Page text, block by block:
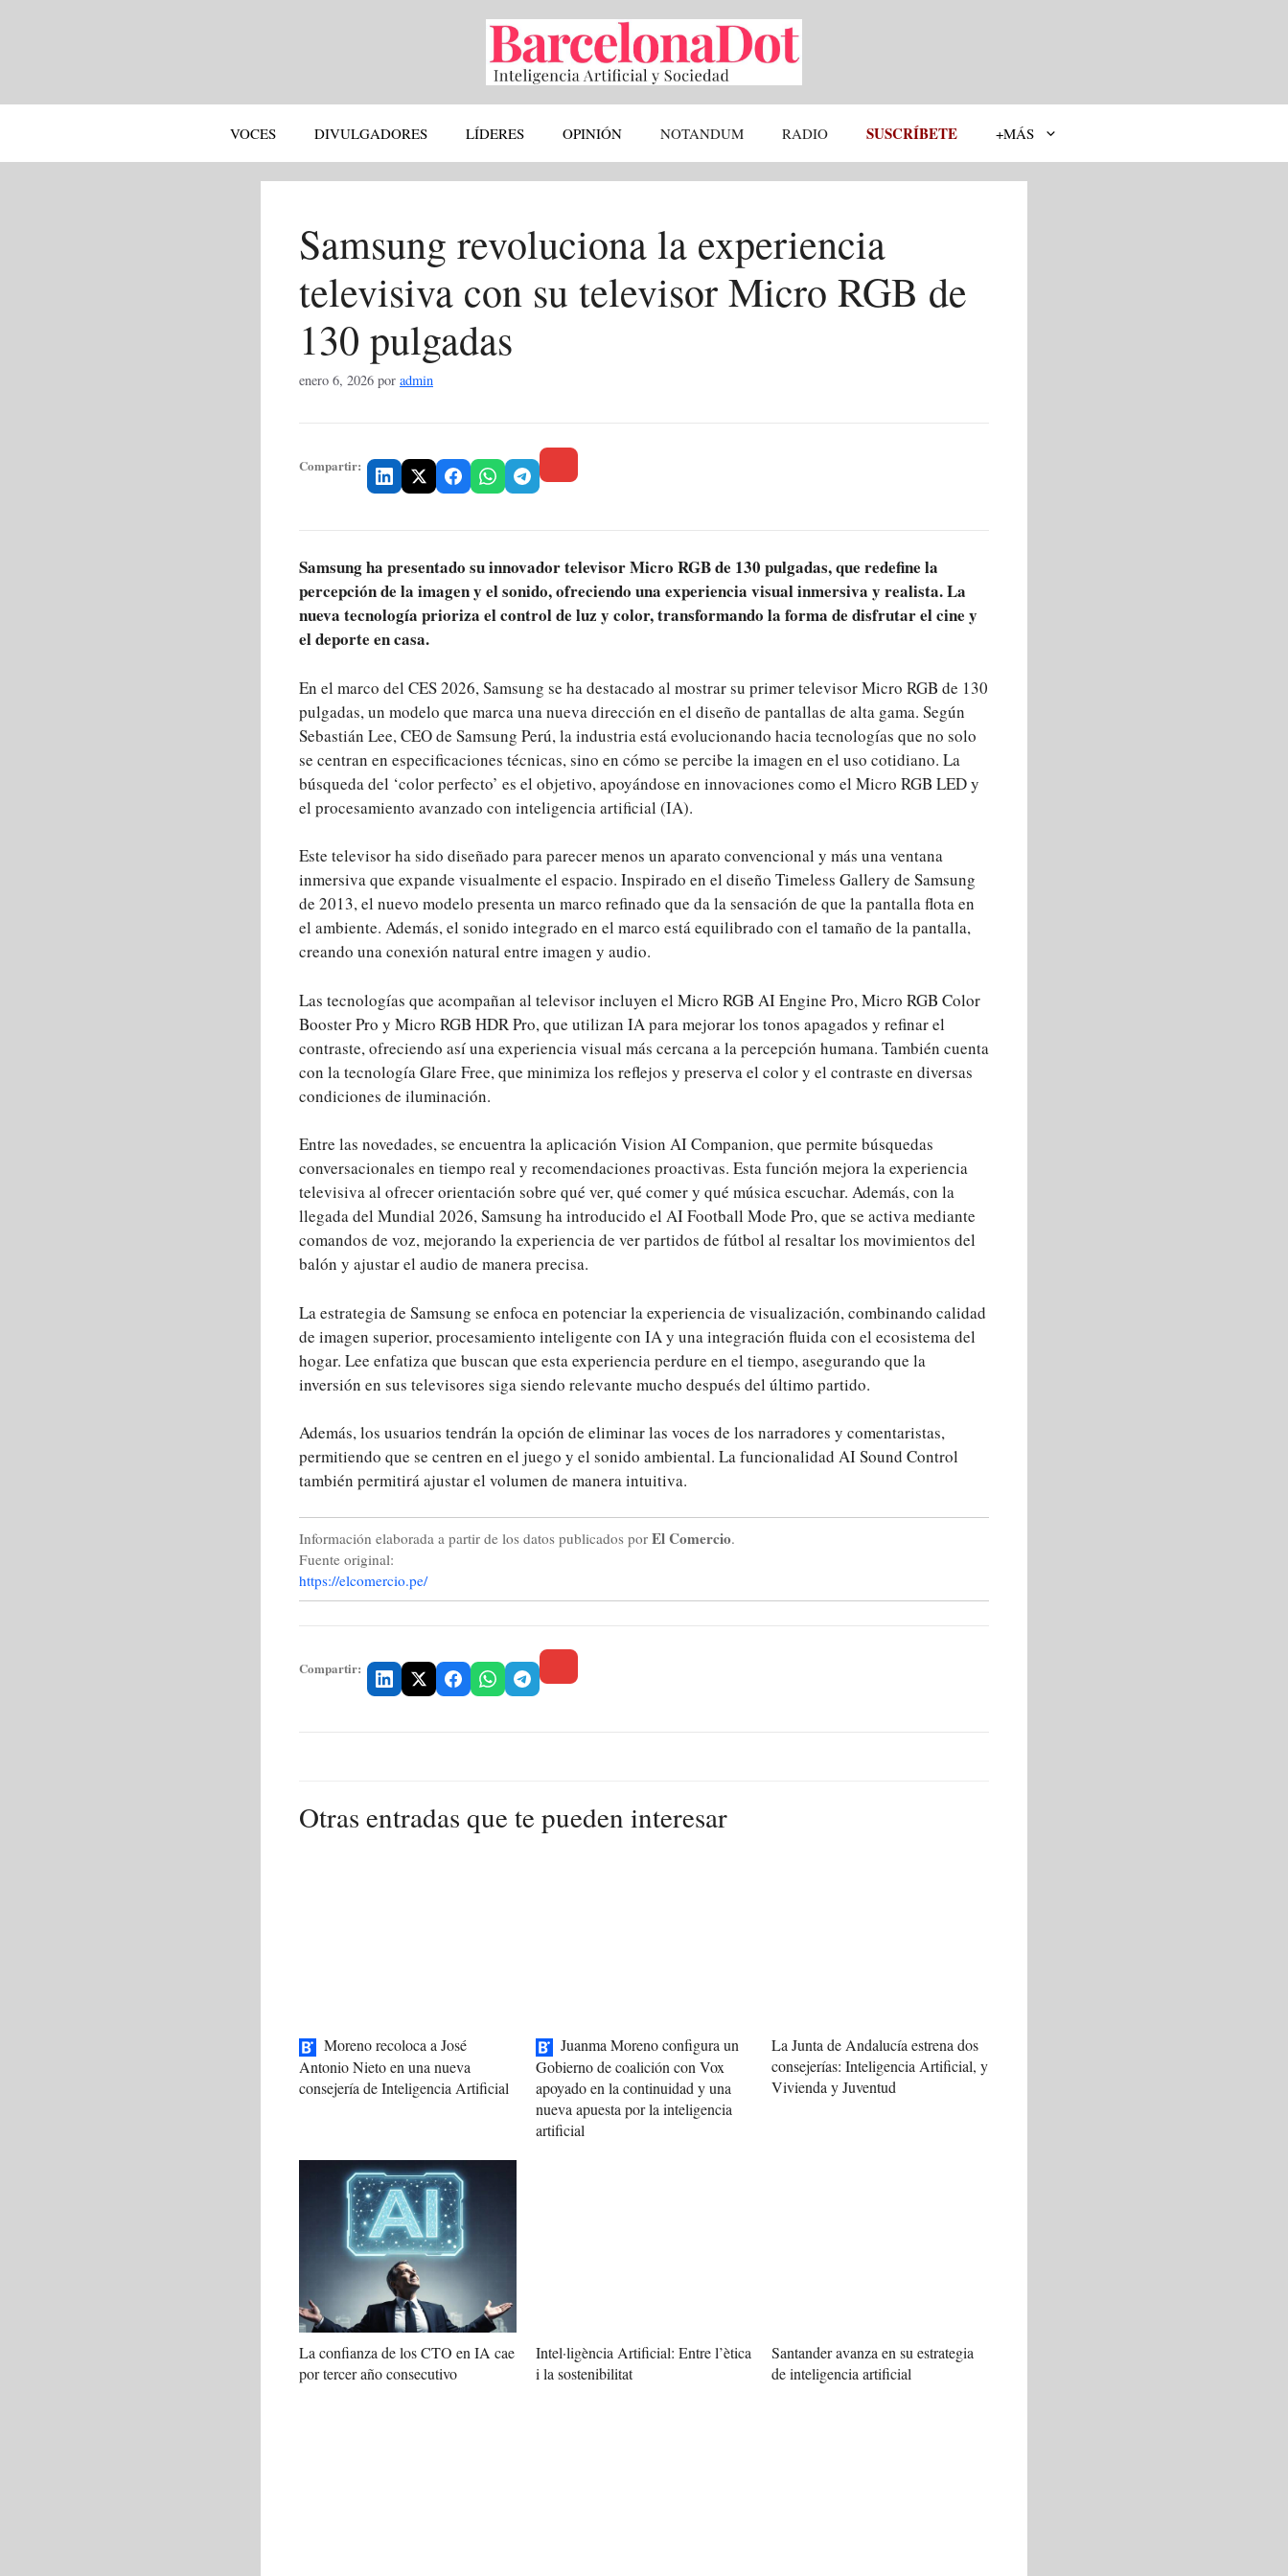
VOCES DIVULGADORES LÍDERES OPINIÓN NOTANDUM RADIO SUSCRÍBETE +MÁS
Samsung revoluciona la experiencia
televisiva con su televisor Micro RGB de
130 pulgadas
enero 6, 2026 por admin
Compartir:
Samsung ha presentado su innovador televisor Micro RGB de 130 pulgadas, que redefine la
percepción de la imagen y el sonido, ofreciendo una experiencia visual inmersiva y realista. La
nueva tecnología prioriza el control de luz y color, transformando la forma de disfrutar el cine y
el deporte en casa.
En el marco del CES 2026, Samsung se ha destacado al mostrar su primer televisor Micro RGB de 130
pulgadas, un modelo que marca una nueva dirección en el diseño de pantallas de alta gama. Según
Sebastián Lee, CEO de Samsung Perú, la industria está evolucionando hacia tecnologías que no solo
se centran en especificaciones técnicas, sino en cómo se percibe la imagen en el uso cotidiano. La
búsqueda del ‘color perfecto’ es el objetivo, apoyándose en innovaciones como el Micro RGB LED y
el procesamiento avanzado con inteligencia artificial (IA).
Este televisor ha sido diseñado para parecer menos un aparato convencional y más una ventana
inmersiva que expande visualmente el espacio. Inspirado en el diseño Timeless Gallery de Samsung
de 2013, el nuevo modelo presenta un marco refinado que da la sensación de que la pantalla flota en
el ambiente. Además, el sonido integrado en el marco está equilibrado con el tamaño de la pantalla,
creando una conexión natural entre imagen y audio.
Las tecnologías que acompañan al televisor incluyen el Micro RGB AI Engine Pro, Micro RGB Color
Booster Pro y Micro RGB HDR Pro, que utilizan IA para mejorar los tonos apagados y refinar el
contraste, ofreciendo así una experiencia visual más cercana a la percepción humana. También cuenta
con la tecnología Glare Free, que minimiza los reflejos y preserva el color y el contraste en diversas
condiciones de iluminación.
Entre las novedades, se encuentra la aplicación Vision AI Companion, que permite búsquedas
conversacionales en tiempo real y recomendaciones proactivas. Esta función mejora la experiencia
televisiva al ofrecer orientación sobre qué ver, qué comer y qué música escuchar. Además, con la
llegada del Mundial 2026, Samsung ha introducido el AI Football Mode Pro, que se activa mediante
comandos de voz, mejorando la experiencia de ver partidos de fútbol al resaltar los movimientos del
balón y ajustar el audio de manera precisa.
La estrategia de Samsung se enfoca en potenciar la experiencia de visualización, combinando calidad
de imagen superior, procesamiento inteligente con IA y una integración fluida con el ecosistema del
hogar. Lee enfatiza que buscan que esta experiencia perdure en el tiempo, asegurando que la
inversión en sus televisores siga siendo relevante mucho después del último partido.
Además, los usuarios tendrán la opción de eliminar las voces de los narradores y comentaristas,
permitiendo que se centren en el juego y el sonido ambiental. La funcionalidad AI Sound Control
también permitirá ajustar el volumen de manera intuitiva.
Información elaborada a partir de los datos publicados por El Comercio.
Fuente original:
https://elcomercio.pe/
Compartir:
Otras entradas que te pueden interesar
Moreno recoloca a José
Antonio Nieto en una nueva
consejería de Inteligencia Artificial
Juanma Moreno configura un
Gobierno de coalición con Vox
apoyado en la continuidad y una
nueva apuesta por la inteligencia
artificial
La Junta de Andalucía estrena dos
consejerías: Inteligencia Artificial, y
Vivienda y Juventud
La confianza de los CTO en IA cae
por tercer año consecutivo
Intel·ligència Artificial: Entre l’ètica
i la sostenibilitat
Santander avanza en su estrategia
de inteligencia artificial